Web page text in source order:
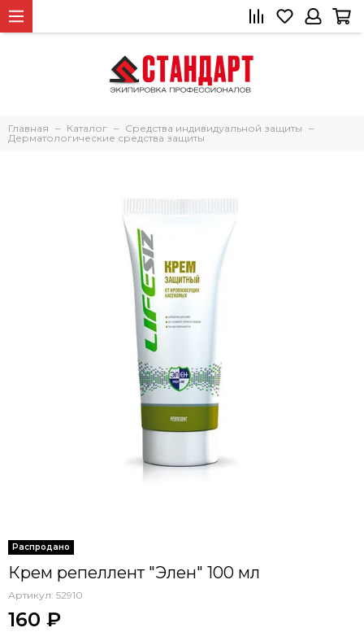
Главная Каталог
Средства индивидуальной защиты
Дерматологические средства защиты
Крем репеллент "Элен" 100 мл
Артикул: 52910
160 ₽